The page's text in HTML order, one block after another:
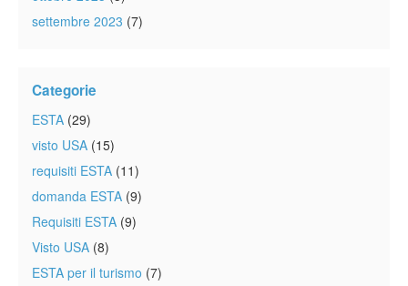
settembre 2023 (7)
Categorie
ESTA (29)
visto USA (15)
requisiti ESTA (11)
domanda ESTA (9)
Requisiti ESTA (9)
Visto USA (8)
ESTA per il turismo (7)